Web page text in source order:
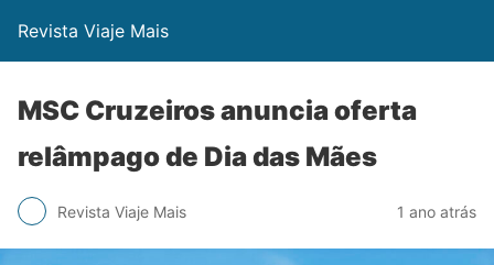
Revista Viaje Mais
MSC Cruzeiros anuncia oferta
relâmpago de Dia das Mães
Revista Viaje Mais 1 ano atrás